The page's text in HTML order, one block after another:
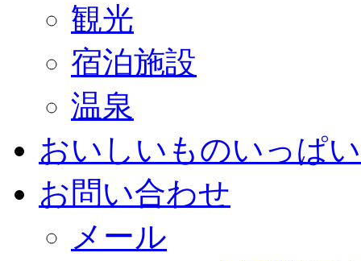
観光
宿泊施設
温泉
おいしいものいっぱ
お問い合わせ
メール